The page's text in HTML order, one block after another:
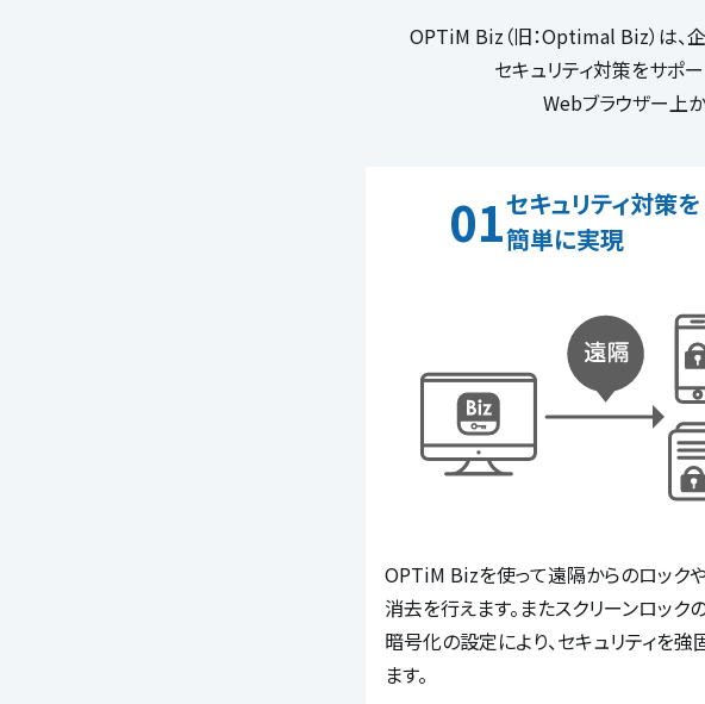
OPTiM Biz（旧：Optimal Biz）は、
セキュリティ対策をサポ
Webブラウザー上
01セキュリティ対策を
簡単に実現
OPTiM Bizを使って遠隔からのロック
消去を行えます。またスクリーンロック
暗号化の設定により、セキュリティを強
ます。